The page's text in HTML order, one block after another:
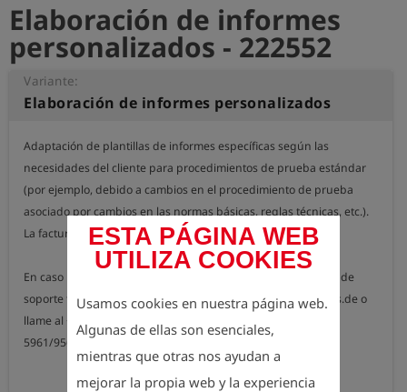
ESTA PÁGINA WEB
UTILIZA COOKIES
Usamos cookies en nuestra página web.
Algunas de ellas son esenciales,
mientras que otras nos ayudan a
mejorar la propia web y la experiencia
Elaboración de informes
personalizados - 222552
Variante:
Elaboración de informes personalizados
Adaptación de plantillas de informes específicas según las
necesidades del cliente para procedimientos de prueba estándar
(por ejemplo, debido a cambios en el procedimiento de prueba
asociado por cambios en las normas básicas, reglas técnicas, etc.).
La facturación se realiza por informe y secuencia de prueba.
En caso necesario, póngase en contacto con nuestro equipo de
soporte técnico a través del correo electrónico willen@esders.de o
llame al +49
5961/9565-20.